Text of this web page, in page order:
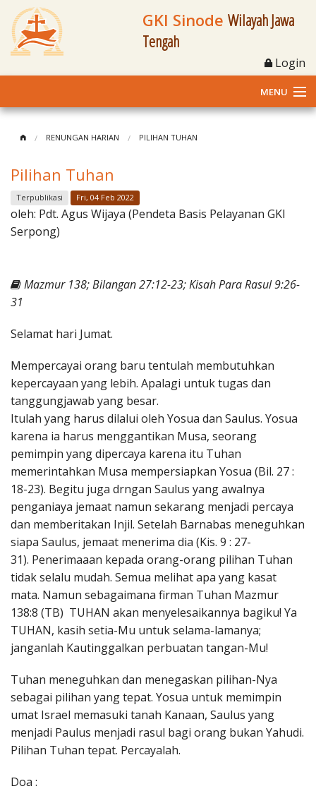
GKI Sinode Wilayah Jawa
Tengah
Login
MENU
Klasis dan Jemaat
Berita Kegiatan
Materi
Penerbitan
RENUNGAN HARIAN PILIHAN TUHAN
Pilihan Tuhan
Terpublikasi Fri, 04 Feb 2022
oleh: Pdt. Agus Wijaya (Pendeta Basis Pelayanan GKI
Serpong)
Mazmur 138; Bilangan 27:12-23; Kisah Para Rasul 9:26-
31
Selamat hari Jumat.
Mempercayai orang baru tentulah membutuhkan
kepercayaan yang lebih. Apalagi untuk tugas dan
tanggungjawab yang besar.
Itulah yang harus dilalui oleh Yosua dan Saulus. Yosua
karena ia harus menggantikan Musa, seorang
pemimpin yang dipercaya karena itu Tuhan
memerintahkan Musa mempersiapkan Yosua (Bil. 27 :
18-23). Begitu juga drngan Saulus yang awalnya
penganiaya jemaat namun sekarang menjadi percaya
dan memberitakan Injil. Setelah Barnabas meneguhkan
siapa Saulus, jemaat menerima dia (Kis. 9 : 27-
31). Penerimaaan kepada orang-orang pilihan Tuhan
tidak selalu mudah. Semua melihat apa yang kasat
mata. Namun sebagaimana firman Tuhan Mazmur
138:8 (TB) TUHAN akan menyelesaikannya bagiku! Ya
TUHAN, kasih setia-Mu untuk selama-lamanya;
janganlah Kautinggalkan perbuatan tangan-Mu!
Tuhan meneguhkan dan menegaskan pilihan-Nya
sebagai pilihan yang tepat. Yosua untuk memimpin
umat Israel memasuki tanah Kanaan, Saulus yang
menjadi Paulus menjadi rasul bagi orang bukan Yahudi.
Pilihan Tuhan tepat. Percayalah.
Doa :